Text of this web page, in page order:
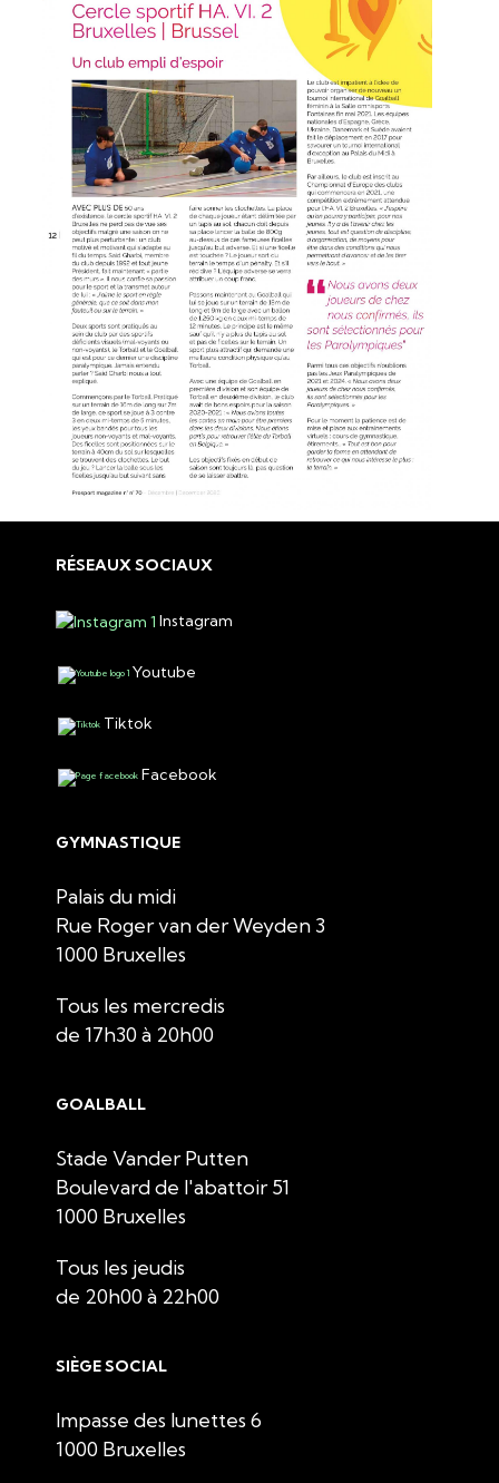
RÉSEAUX SOCIAUX
Instagram
Youtube
Tiktok
Facebook
GYMNASTIQUE
Palais du midi
Rue Roger van der Weyden 3
1000 Bruxelles
Tous les mercredis
de 17h30 à 20h00
GOALBALL
Stade Vander Putten
Boulevard de l'abattoir 51
1000 Bruxelles
Tous les jeudis
de 20h00 à 22h00
SIÈGE SOCIAL
Impasse des lunettes 6
1000 Bruxelles